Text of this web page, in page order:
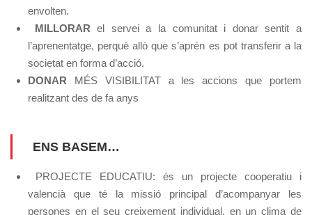
envolten.
MILLORAR el servei a la comunitat i donar sentit a
l’aprenentatge, perquè allò que s’aprén es pot transferir a la
societat en forma d’acció.
DONAR MÉS VISIBILITAT a les accions que portem
realitzant des de fa anys
ENS BASEM…
PROJECTE EDUCATIU: és un projecte cooperatiu i
valencià que té la missió principal d’acompanyar les
persones en el seu creixement individual, en un clima de